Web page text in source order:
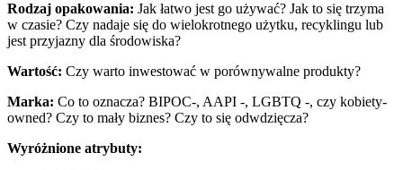
Rodzaj opakowania: Jak łatwo jest go używać? Jak to się trzyma
w czasie? Czy nadaje się do wielokrotnego użytku, recyklingu lub
jest przyjazny dla środowiska?
Wartość: Czy warto inwestować w porównywalne produkty?
Marka: Co to oznacza? BIPOC-, AAPI -, LGBTQ -, czy kobiety-
owned? Czy to mały biznes? Czy to się odwdzięcza?
Wyróżnione atrybuty: